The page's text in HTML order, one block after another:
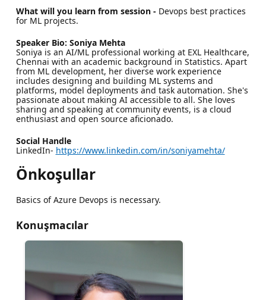
What will you learn from session - Devops best practices
for ML projects.
Speaker Bio: Soniya Mehta
Soniya is an AI/ML professional working at EXL Healthcare,
Chennai with an academic background in Statistics. Apart
from ML development, her diverse work experience
includes designing and building ML systems and
platforms, model deployments and task automation. She's
passionate about making AI accessible to all. She loves
sharing and speaking at community events, is a cloud
enthusiast and open source aficionado.
Social Handle
LinkedIn- https://www.linkedin.com/in/soniyamehta/
Önkoşullar
Basics of Azure Devops is necessary.
Konuşmacılar